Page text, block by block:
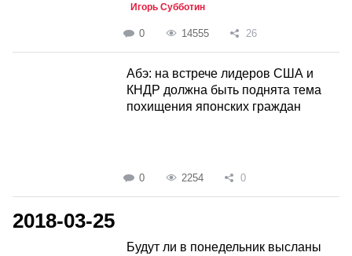
Игорь Субботин
0 14555 26
Абэ: на встрече лидеров США и
КНДР должна быть поднята тема
похищения японских граждан
0 2254 0
2018-03-25
Будут ли в понедельник высланы